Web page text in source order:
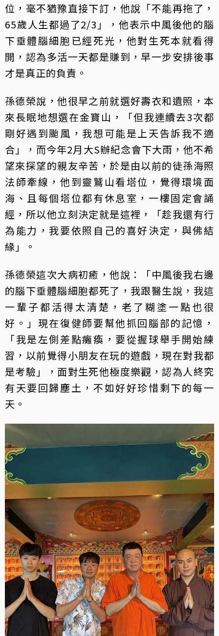
位，毫不猶豫直接下訂，他說「不能再拖了，
65歲人生都過了2/3」，他表示中風後他的腦
下垂體腦細胞已經死光，他對生死本就看得
開，認為多活一天都是賺到，早一步安排後事
才是真正的負責。
孫德榮說，他很早之前就選好壽衣和遺照，本
來長眠地想選在金寶山，「但我連續去3次都
剛好遇到颱風，我想可能是上天告訴我不適
合」，而今年2月大S辦紀念會下大雨，他不希
望來探望的親友辛苦，於是由以前的徒孫海照
法師牽線，他到靈鷲山看塔位，覺得環境面
海、且每個塔位都有休息室，一樓固定會誦
經，所以他立刻決定就是這裡，「趁我還有行
為能力，我要依照自己的喜好決定，與佛結
緣」。
孫德榮這次大病初癒，他說：「中風後我右邊
的腦下垂體腦細胞都死了，我跟醫生說，我這
一輩子都活得太清楚，老了糊塗一點也很
好。」現在復健師要幫他抓回腦部的記憶，
「我是左側差點癱瘓，要從握球舉手開始練
習，以前覺得小朋友在玩的遊戲，現在對我都
是考驗」，面對生死他極度樂觀，認為人終究
有天要回歸塵土，不如好好珍惜剩下的每一
天。